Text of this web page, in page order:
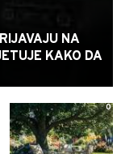
NA
KAKO DA
0